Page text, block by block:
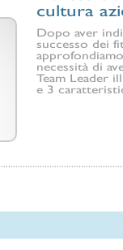
cultura
Dopo aver
successo dei
necessità di
Team Leader
e 3